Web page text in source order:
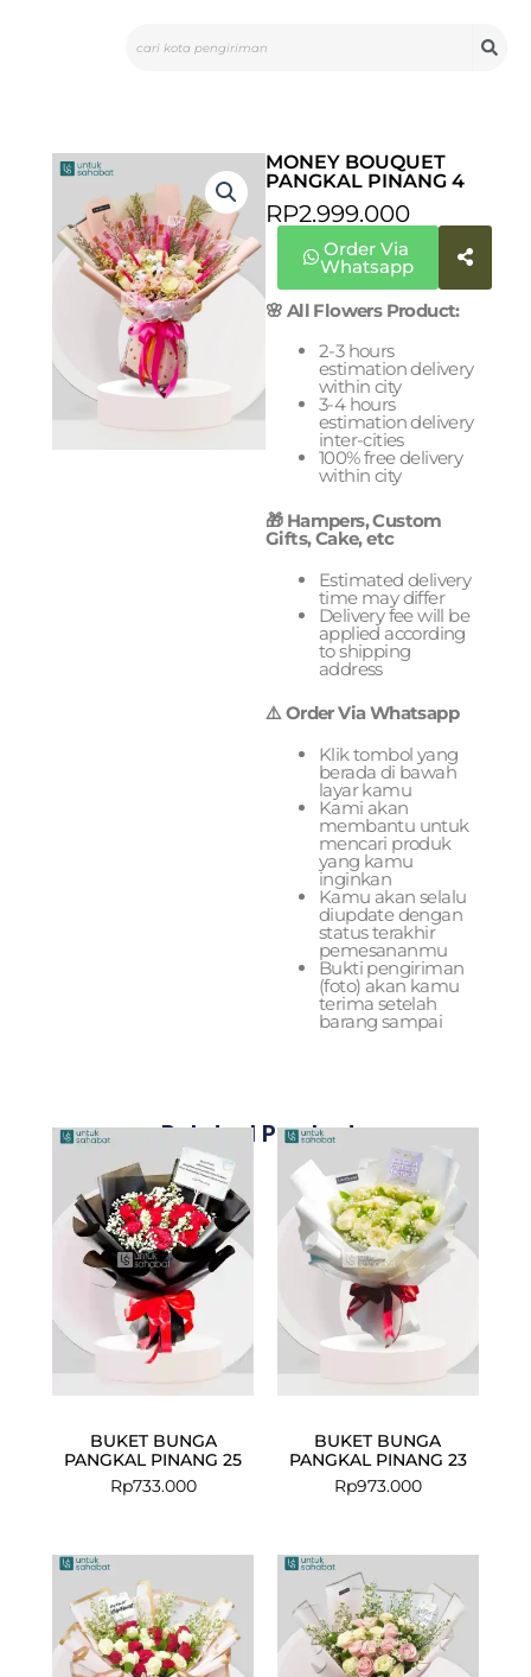
MONEY BOUQUET
PANGKAL PINANG 4
RP2.999.000
Order Via
Whatsapp
🌸 All Flowers Product:
2-3 hours
estimation delivery
within city
3-4 hours
estimation delivery
inter-cities
100% free delivery
within city
🎁 Hampers, Custom
Gifts, Cake, etc
Estimated delivery
time may differ
Delivery fee will be
applied according
to shipping
address
⚠️ Order Via Whatsapp
Klik tombol yang
berada di bawah
layar kamu
Kami akan
membantu untuk
mencari produk
yang kamu
inginkan
Kamu akan selalu
diupdate dengan
status terakhir
pemesananmu
Bukti pengiriman
(foto) akan kamu
terima setelah
barang sampai
Related Products
BUKET BUNGA
PANGKAL PINANG 25
Rp733.000
BUKET BUNGA
PANGKAL PINANG 23
Rp973.000